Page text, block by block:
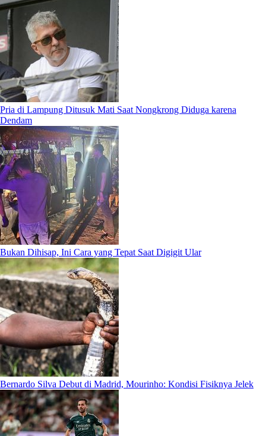
Pria di Lampung Ditusuk Mati Saat Nongkrong Diduga karena
Dendam
Bukan Dihisap, Ini Cara yang Tepat Saat Digigit Ular
Bernardo Silva Debut di Madrid, Mourinho: Kondisi Fisiknya Jelek